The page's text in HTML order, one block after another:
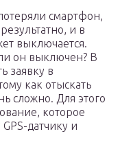
смартфон,
и в
выключается.
он выключен? В
заявку в
как отыскать
сложно. Для этого
которое
датчику и